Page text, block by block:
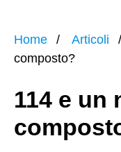
Home Articoli
composto?
114 e un